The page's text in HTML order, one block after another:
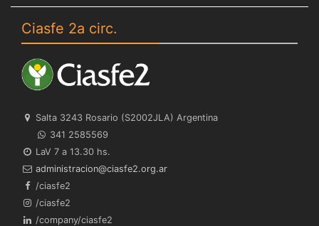
Ciasfe 2a circ.
Salta 3243 Rosario (S2002JLA) Argentina
341 2585569
LaV 7 a 13.30 hs.
ra.gro.2efsaic@noicartsinimda
/ciasfe2
/ciasfe2
/company/ciasfe2